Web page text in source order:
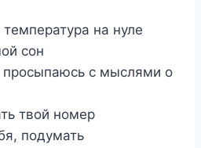
на нуле
сон
с мыслями о
твой номер
подумать